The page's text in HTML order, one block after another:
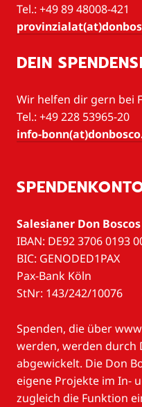
Tel.: +49 89 48008-421
DEIN
Wir helfen dir gern bei
Tel.: +49 228 53965-20
info-
Salesianer Don Boscos
IBAN: DE92 3706 0193
BIC: GENODED1PAX
Pax-Bank Köln
StNr: 143/242/10076
Spenden, die über
werden, werden durch
abgewickelt. Die Don
eigene Projekte im In-
zugleich die Funktion